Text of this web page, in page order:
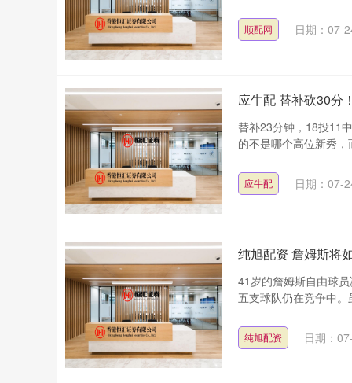
顺配网 日期：07-
应牛配 替补砍30分
替补23分钟，18投11
的不是哪个高位新秀，
应牛配 日期：07-
纯旭配资 詹姆斯将
41岁的詹姆斯自由球
五支球队仍在竞争中
纯旭配资 日期：